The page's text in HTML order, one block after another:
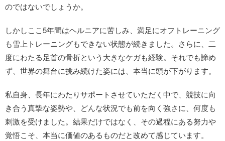
のではないでしょうか。
しかしここ5年間はヘルニアに苦しみ、満足にオフトレーニング
も雪上トレーニングもできない状態が続きました。さらに、二
度にわたる足首の骨折という大きなケガも経験。それでも諦め
ず、世界の舞台に挑み続けた姿には、本当に頭が下がります。
私自身、長年にわたりサポートさせていただく中で、競技に向
き合う真摯な姿勢や、どんな状況でも前を向く強さに、何度も
刺激を受けました。結果だけではなく、その過程にある努力や
覚悟こそ、本当に価値のあるものだと改めて感じています。